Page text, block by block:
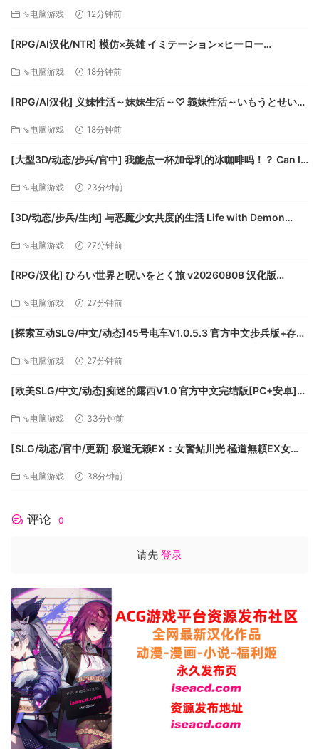
⇘电脑游戏 12分钟前
[RPG/AI汉化/NTR] 模仿×英雄 イミテーション×ヒーロー
⇘电脑游戏 18分钟前
[RPG/AI汉化] 义妹性活～妹妹生活～♡ 義妹性活～いもうとせいか
⇘电脑游戏 18分钟前
[大型3D/动态/步兵/官中] 我能点一杯加母乳的冰咖啡吗！？ Can I
[7.93G]
⇘电脑游戏 23分钟前
[3D/动态/步兵/生肉] 与恶魔少女共度的生活 Life with Demon
⇘电脑游戏 27分钟前
[RPG/汉化] ひろい世界と呪いをとく旅 v20260808 汉化版
⇘电脑游戏 27分钟前
[探索互动SLG/中文/动态]45号电车V1.0.5.3 官方中文步兵版+存档
⇘电脑游戏 27分钟前
[欧美SLG/中文/动态]痴迷的露西V1.0 官方中文完结版[PC+安卓]
⇘电脑游戏 33分钟前
[SLG/动态/官中/更新] 极道无赖EX：女警鲇川光 極道無頼EX女
态官中版 [2.3G]
⇘电脑游戏 38分钟前
评论 0
请先 登录